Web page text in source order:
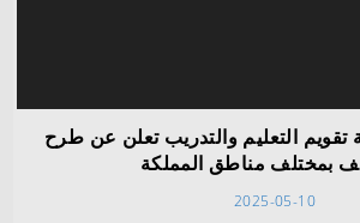
تقويم التعليم والتدريب تعلن عن طرح
بمختلف مناطق المملكة
2025-05-10